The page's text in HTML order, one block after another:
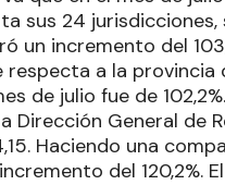
sus 24
un incremento del
respecta a la
de julio fue de 102,2%.
Dirección General de
Haciendo una
del 120,2%.